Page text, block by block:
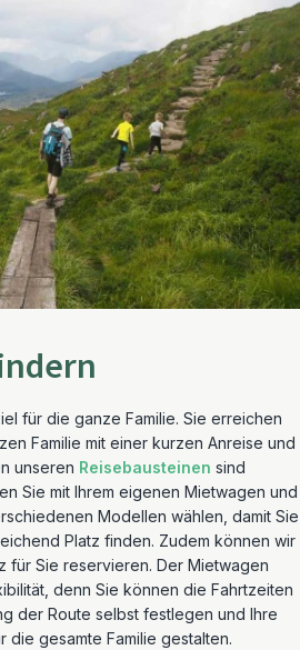
für die ganze Familie. Sie erreichen
Familie mit einer kurzen Anreise und
unseren Reisebausteinen sind
Sie mit Ihrem eigenen Mietwagen und
Modellen wählen, damit Sie
Platz finden. Zudem können wir
für Sie reservieren. Der Mietwagen
denn Sie können die Fahrtzeiten
der Route selbst festlegen und Ihre
die gesamte Familie gestalten.